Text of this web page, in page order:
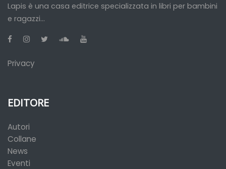
Lapis è una casa editrice specializzata in libri per bambini
e ragazzi...
Privacy
EDITORE
Autori
Collane
News
Eventi